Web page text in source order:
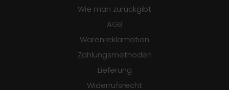
Wie man zurückgibt
AGB
Warenreklamation
Zahlungsmethoden
Lieferung
Widerrufsrecht